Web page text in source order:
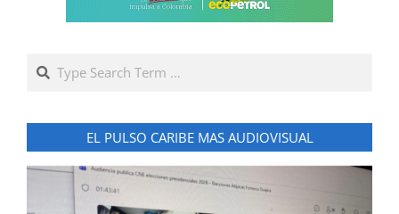
Search
EL PULSO CARIBE MAS AUDIOVISUAL